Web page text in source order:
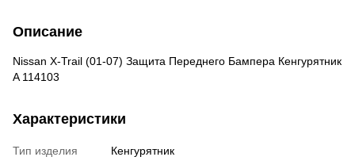
Описание
Nissan X-Trail (01-07) Защита Переднего Бампера Кенгурятник
A 114103
Характеристики
Тип изделия
Кенгурятник